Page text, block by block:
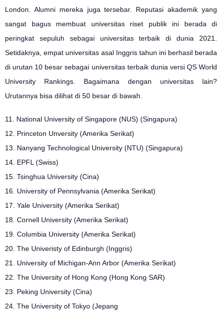
London. Alumni mereka juga tersebar. Reputasi akademik yang
sangat bagus membuat universitas riset publik ini berada di
peringkat sepuluh sebagai universitas terbaik di dunia 2021.
Setidaknya, empat universitas asal Inggris tahun ini berhasil berada
di urutan 10 besar sebagai universitas terbaik dunia versi QS World
University Rankings. Bagaimana dengan universitas lain?
Urutannya bisa dilihat di 50 besar di bawah.
11. National University of Singapore (NUS) (Singapura)
12. Princeton Unversity (Amerika Serikat)
13. Nanyang Technological University (NTU) (Singapura)
14. EPFL (Swiss)
15. Tsinghua University (Cina)
16. University of Pennsylvania (Amerika Serikat)
17. Yale University (Amerika Serikat)
18. Cornell University (Amerika Serikat)
19. Columbia University (Amerika Serikat)
20. The Univeristy of Edinburgh (Inggris)
21. University of Michigan-Ann Arbor (Amerika Serikat)
22. The University of Hong Kong (Hong Kong SAR)
23. Peking University (Cina)
24. The University of Tokyo (Jepang